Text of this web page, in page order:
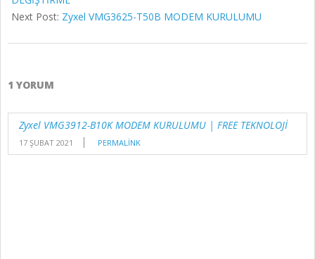
Next Post: Zyxel VMG3625-T50B MODEM KURULUMU
1 YORUM
Zyxel VMG3912-B10K MODEM KURULUMU | FREE TEKNOLOJİ
17 ŞUBAT 2021 PERMALINK